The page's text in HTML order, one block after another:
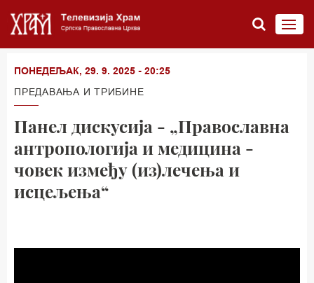
ПОНЕДЕЉАК, 29. 9. 2025 - 20:25
ПРЕДАВАЊА И ТРИБИНЕ
Панел дискусија - „Православна
антропологија и медицина -
човек између (из)лечења и
исцељења“